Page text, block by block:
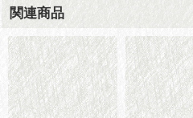
関連商品